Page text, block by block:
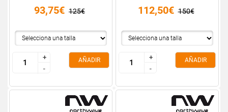
93,75€ 125€
+
-
+
-
AÑADIR
112,50€ 150€
+
-
+
-
AÑADIR